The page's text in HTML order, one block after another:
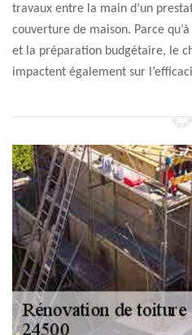
travaux entre la main d’un
couverture de maison. Parce
et la préparation budgétaire, le
impactent également sur